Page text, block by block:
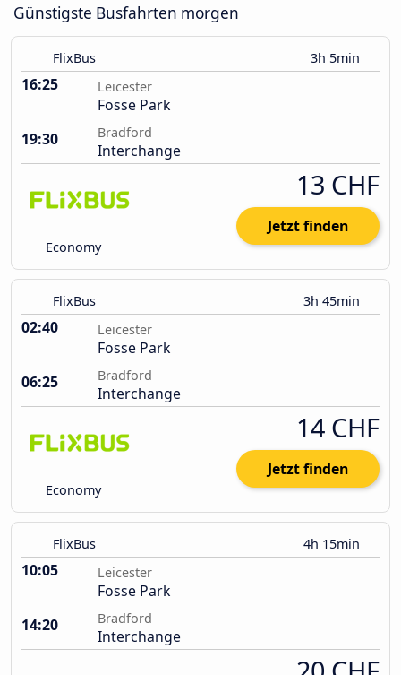
Günstigste Busfahrten morgen
FlixBus 3h 5min
16:25 Leicester
Fosse Park
19:30
Bradford
Interchange
Economy
13 CHF
Jetzt finden
FlixBus 3h 45min
02:40 Leicester
Fosse Park
06:25
Bradford
Interchange
Economy
14 CHF
Jetzt finden
FlixBus 4h 15min
10:05 Leicester
Fosse Park
14:20
Bradford
Interchange